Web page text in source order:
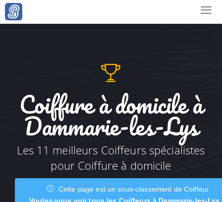
Coiffure à domicile à
Dammarie-les-Lys
Les 11 meilleurs Coiffeurs spécialistes
pour Coiffure à domicile
Cette page est un sous-classement de Coiffeur